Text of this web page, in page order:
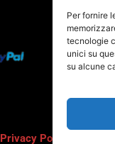
Per fornire
tecnologie
unici su
su alcune
Privacy Policy